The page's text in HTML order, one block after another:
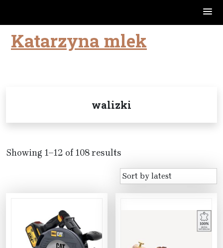
SkipKatarzyna mlek
walizki
Showing 1–12 of 108 results